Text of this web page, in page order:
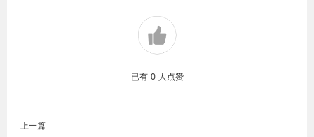
已有 0 人点赞
上一篇